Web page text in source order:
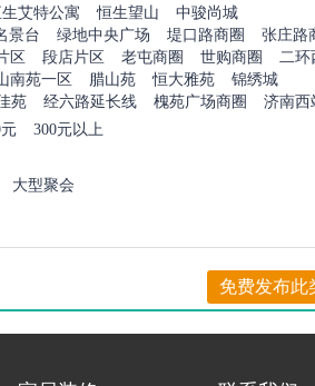
艾特公寓 恒生望山
中骏尚城
景台 绿地中央广场 堤口路商圈
张庄路
区 段店片区 老屯商圈 世购商圈
二环
南苑一区 腊山苑 恒大雅苑
锦绣城
苑 经六路延长线 槐苑广场商圈
济南西
300元以上
大型聚会
免费发布此